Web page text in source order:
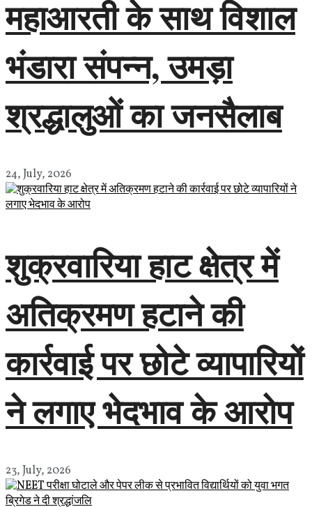
महाआरती के साथ विशाल
भंडारा संपन्न, उमड़ा
श्रद्धालुओं का जनसैलाब
24, July, 2026
शुक्रवारिया हाट क्षेत्र में
अतिक्रमण हटाने की
कार्रवाई पर छोटे व्यापारियों
ने लगाए भेदभाव के आरोप
23, July, 2026